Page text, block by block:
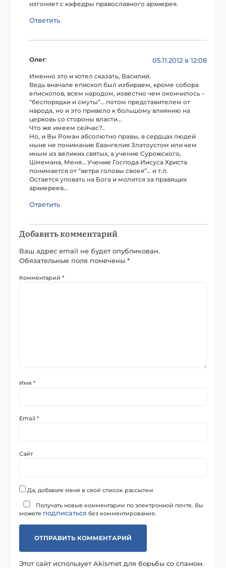
изгоняет с кафедры православного архиерея.
Ответить
Олег: 05.11.2012 в 12:08
Именно это и хотел сказать, Василий.
Ведь вначале епископ был избираем, кроме собора
епископов, всем народом, известно чем окончилось –
“беспорядки и смуты”… потом представителем от
народа, но и это привело к большому влиянию на
церковь со стороны власти…
Что же имеем сейчас?..
Но, и Вы Роман абсолютно правы, в сердцах людей
ныне не понимание Евангелия Златоустом или кем
иным из великих святых, а учение Сурожского,
Шмемана, Меня… Учение Господа Иисуса Христа
понимается от “ветра головы своея”… и т.п.
Остается уповать на Бога и молится за правящих
архиереев…
Ответить
Добавить комментарий
Ваш адрес email не будет опубликован.
Обязательные поля помечены*
Комментарий*
Имя*
Email*
Сайт
Да, добавьте меня в свой список рассылки
Получать новые комментарии по электронной почте. Вы
можете подписаться без комментирования.
Этот сайт использует Akismet для борьбы со спамом.